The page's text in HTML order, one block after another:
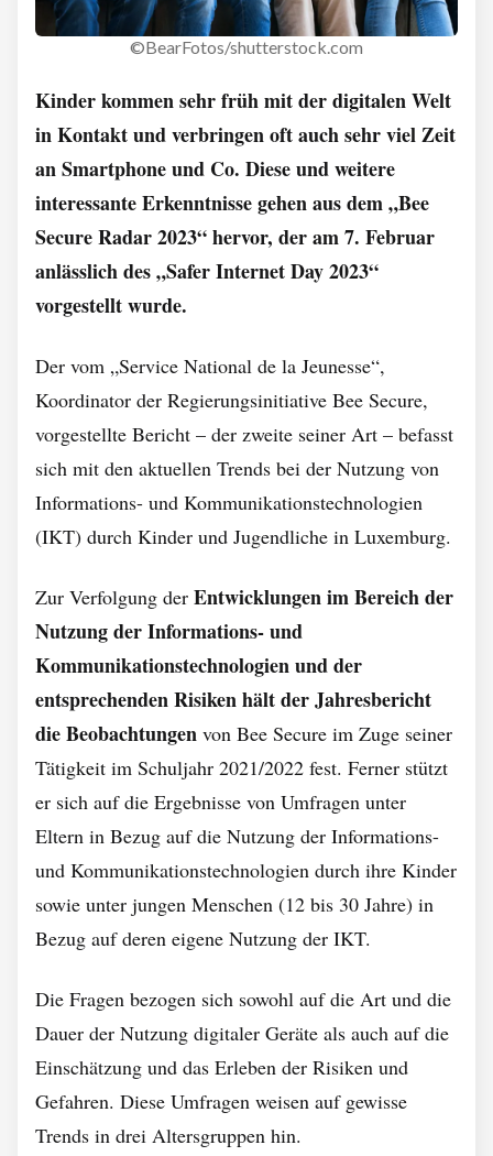
©BearFotos/shutterstock.com
Kinder kommen sehr früh mit der digitalen Welt
in Kontakt und verbringen oft auch sehr viel Zeit
an Smartphone und Co. Diese und weitere
interessante Erkenntnisse gehen aus dem „Bee
Secure Radar 2023“ hervor, der am 7. Februar
anlässlich des „Safer Internet Day 2023“
vorgestellt wurde.
Der vom „Service National de la Jeunesse“,
Koordinator der Regierungs­initiative Bee Secure,
vorgestellte Bericht – der zweite seiner Art – befasst
sich mit den aktuellen Trends bei der Nutzung von
Informations- und Kommunikationstechnologien
(IKT) durch Kinder und Jugendliche in Lu­xemburg.
Zur Verfolgung der Entwicklungen im Bereich der
Nutzung der Informations- und
Kommunikationstechnologien und der
entsprechenden Risiken hält der Jahresbericht
die Beobachtungen von Bee Secure im Zuge seiner
Tätigkeit im Schuljahr 2021/2022 fest. Ferner stützt
er sich auf die Ergebnisse von Umfragen unter
Eltern in Bezug auf die Nutzung der Informations-
und Kommunikationstechnologien durch ihre Kinder
sowie unter jungen Menschen (12 bis 30 Jahre) in
Bezug auf deren eigene Nutzung der IKT.
Die Fragen bezogen sich sowohl auf die Art und die
Dauer der Nutzung digitaler Geräte als auch auf die
Einschätzung und das Erleben der Risiken und
Gefahren. Diese Umfragen weisen auf gewisse
Trends in drei Altersgruppen hin.